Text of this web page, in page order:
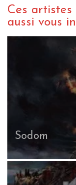
Ces
aussi vous
Sodom